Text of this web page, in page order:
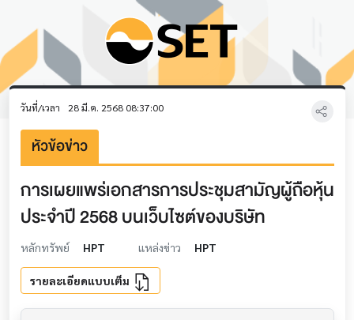
วันที่/เวลา 28 มี.ค. 2568 08:37:00
หัวข้อข่าว
การเผยแพร่เอกสารการประชุมสามัญผู้ถือหุ้น
ประจำปี 2568 บนเว็บไซต์ของบริษัท
หลักทรัพย์ HPT แหล่งข่าว HPT
รายละเอียดแบบเต็ม